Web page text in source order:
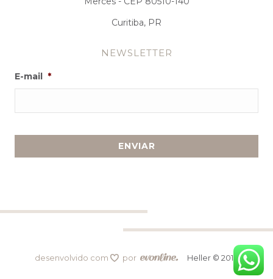
Curitiba, PR
NEWSLETTER
E-mail *
desenvolvido com por Heller © 2019